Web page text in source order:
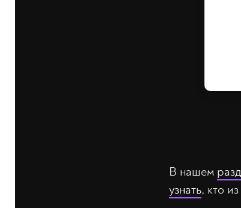
В нашем
узнать, кто